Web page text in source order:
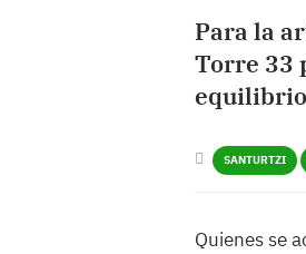
Para la
Torre 33
SANTURTZI
Quienes se